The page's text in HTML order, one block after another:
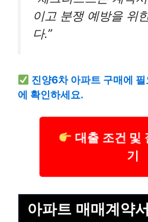
이고 분쟁 예방을 위
다.”
진양6차 아파트 구매에
에 확인하세요.
대출 조건 및
기
아파트 매매계약